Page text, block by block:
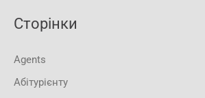
Сторінки
Agents
Абітурієнту